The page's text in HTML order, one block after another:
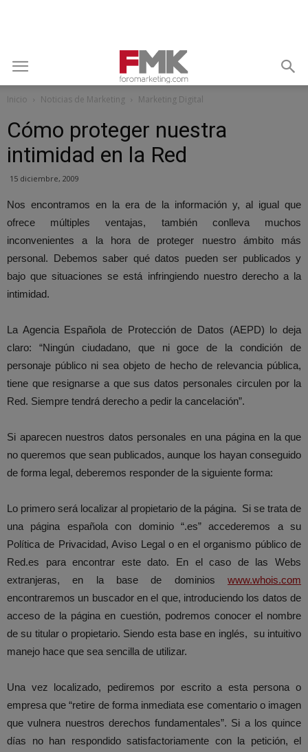
Inicio Noticias de Marketing Marketing Digital
Cómo proteger nuestra
intimidad en la Red
15 diciembre, 2009
Nos encontramos en la era de la información y, al igual que
ofrece múltiples ventajas, también conlleva muchos
inconvenientes a la hora de proteger nuestro ámbito más
personal. Debemos saber qué datos pueden ser publicados y
bajo que situaciones se está infringiendo nuestro derecho a la
intimidad.
La Agencia Española de Protección de Datos (AEPD) lo deja
claro: “Ningún ciudadano, que ni goce de la condición de
personaje público ni sea objeto de hecho de relevancia pública,
tiene que resignarse a que sus datos personales circulen por la
Red. Siempre tendrá derecho a pedir la cancelación”.
Si aparecen nuestros datos personales en una página en la que
no queremos que sean publicados, aunque los hayan conseguido
de forma legal, deberemos responder de la siguiente forma:
Lo primero será localizar al propietario de la página. Si se trata de
una página española con dominio “.es” accederemos a su
Política de Privacidad, Aviso Legal o en el organismo público de
Red.es para encontrar este dato. En el caso de las Webs
extranjeras, en la base de dominios www.whois.com
encontraremos un buscador en el que, introduciendo los datos de
acceso de la página en cuestión, podremos conocer el nombre
de su titular o propietario. Siendo esta base en inglés, su intuitivo
manejo hace que sea sencilla de utilizar.
Una vez localizado, pediremos por escrito a esta persona o
empresa que “retire de forma inmediata ese comentario o imagen
que vulnera nuestros derechos fundamentales”. Si a los quince
días no han respondido satisfactoriamente con la petición, el